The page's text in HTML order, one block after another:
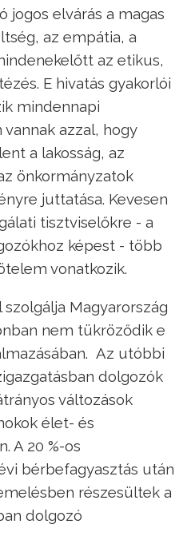
jogos elvárás a magas
az empátia, a
az etikus,
E hivatás gyakorlói
mindennapi
azzal, hogy
a lakosság, az
önkormányzatok
juttatása. Kevesen
tisztviselőkre - a
képest - több
vonatkozik.
Magyarország
nem tükröződik e
Az utóbbi
dolgozók
változások
élet- és
A 20 %-os
bérbefagyasztás után
részesültek a
dolgozó